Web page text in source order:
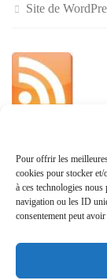
Pour offrir les
cookies pour stocker
à ces technologies nous
navigation ou les ID
consentement peut
Site de
»
Politique de